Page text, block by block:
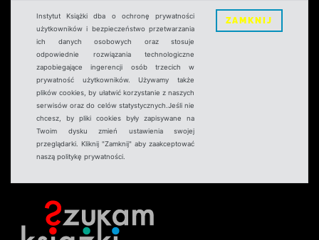
Instytut Książki dba o ochronę prywatności
użytkowników i bezpieczeństwo przetwarzania
ich danych osobowych oraz stosuje
odpowiednie rozwiązania technologiczne
zapobiegające ingerencji osób trzecich w
prywatność użytkowników. Używamy także
plików cookies, by ułatwić korzystanie z naszych
serwisów oraz do celów statystycznych.Jeśli nie
chcesz, by pliki cookies były zapisywane na
Twoim dysku zmień ustawienia swojej
przeglądarki. Kliknij "Zamknij" aby zaakceptować
naszą politykę prywatności.
ZAMKNIJ